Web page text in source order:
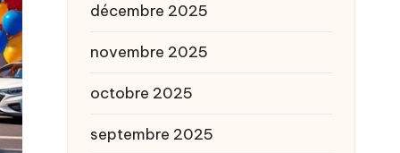
décembre 2025
novembre 2025
octobre 2025
septembre 2025